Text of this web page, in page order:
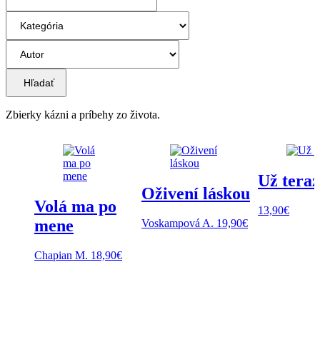
Hľadať
Zbierky kázni a príbehy zo života.
Volá ma po
mene
Chapian M. 18,90€
Oživení láskou
Voskampová A. 19,90€
Už
13,90€